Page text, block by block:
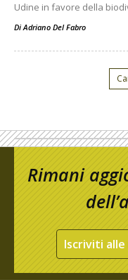
Udine in favore della
DiAdriano Del Fabro
Rimani
Iscriviti